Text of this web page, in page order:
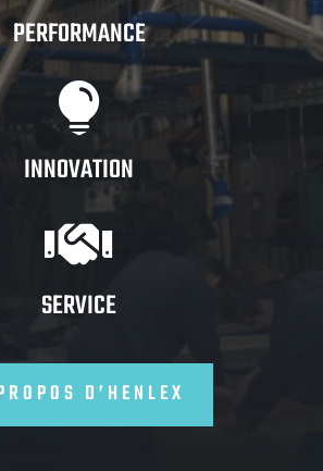
PERFORMANCE

INNOVATION

SERVICE
D’HENLEX